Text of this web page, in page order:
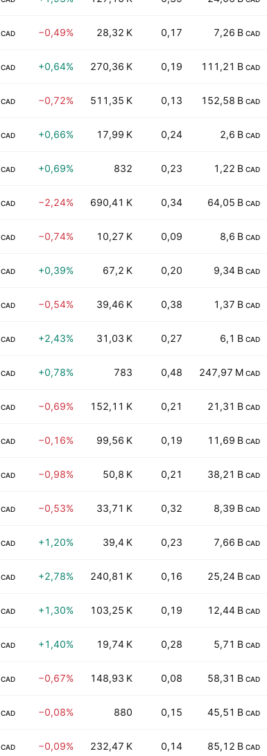
CAD −0,49% 28,32 K 0,17 7,26 B CAD
CAD +0,64% 270,36 K 0,19 111,21 B CAD
CAD −0,72% 511,35 K 0,13 152,58 B CAD
CAD +0,66% 17,99 K 0,24 2,6 B CAD
CAD +0,69% 832 0,23 1,22 B CAD
CAD −2,24% 690,41 K 0,34 64,05 B CAD
CAD −0,74% 10,27 K 0,09 8,6 B CAD
CAD +0,39% 67,2 K 0,20 9,34 B CAD
CAD −0,54% 39,46 K 0,38 1,37 B CAD
CAD +2,43% 31,03 K 0,27 6,1 B CAD
CAD +0,78% 783 0,48 247,97 M CAD
CAD −0,69% 152,11 K 0,21 21,31 B CAD
CAD −0,16% 99,56 K 0,19 11,69 B CAD
CAD −0,98% 50,8 K 0,21 38,21 B CAD
CAD −0,53% 33,71 K 0,32 8,39 B CAD
CAD +1,20% 39,4 K 0,23 7,66 B CAD
CAD +2,78% 240,81 K 0,16 25,24 B CAD
CAD +1,30% 103,25 K 0,19 12,44 B CAD
CAD +1,40% 19,74 K 0,28 5,71 B CAD
CAD −0,67% 148,93 K 0,08 58,31 B CAD
CAD −0,08% 880 0,15 45,51 B CAD
CAD −0,09% 232,47 K 0,14 85,12 B CAD